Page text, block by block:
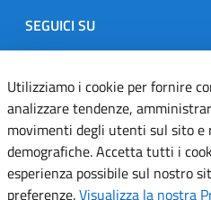
SEGUICI SU
Designers Italia
TwitterInstagramYoutube
Dichiarazione di accessibilità
Informativa cookie
Utilizziamo i cookie per fornire
analizzare tendenze,
movimenti degli utenti sul sito e
demografiche. Accetta tutti i
esperienza possibile sul nostro
preferenze.Visualizza la nostra